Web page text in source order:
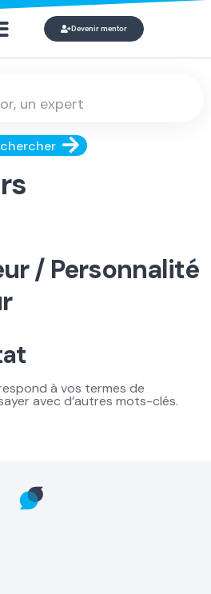
Devenir mentor
/ Personnalité
à vos termes de
avec d’autres mots-clés.